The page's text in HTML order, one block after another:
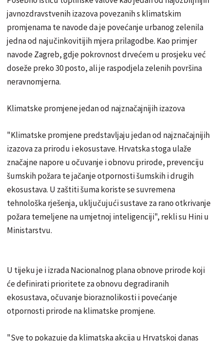
javnozdravstvenih izazova povezanih s klimatskim
promjenama te navode da je povećanje urbanog zelenila
jedna od najučinkovitijih mjera prilagodbe. Kao primjer
navode Zagreb, gdje pokrovnost drvećem u prosjeku već
doseže preko 30 posto, ali je raspodjela zelenih površina
neravnomjerna.
Klimatske promjene jedan od najznačajnijih izazova
"Klimatske promjene predstavljaju jedan od najznačajnijih
izazova za prirodu i ekosustave. Hrvatska stoga ulaže
značajne napore u očuvanje i obnovu prirode, prevenciju
šumskih požara te jačanje otpornosti šumskih i drugih
ekosustava. U zaštiti šuma koriste se suvremena
tehnološka rješenja, uključujući sustave za rano otkrivanje
požara temeljene na umjetnoj inteligenciji", rekli su Hini u
Ministarstvu.
U tijeku je i izrada Nacionalnog plana obnove prirode koji
će definirati prioritete za obnovu degradiranih
ekosustava, očuvanje bioraznolikosti i povećanje
otpornosti prirode na klimatske promjene.
"Sve to pokazuje da klimatska akcija u Hrvatskoj danas